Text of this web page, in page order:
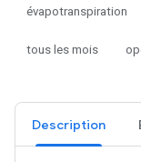
évapotranspiration
tous les mois
Description